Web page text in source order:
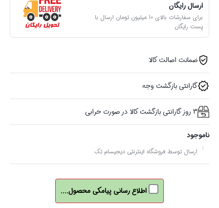
ارسال رایگان
برای سفارشات بالای 10 میلیون تومان ارسال با
پست رایگان
ضمانت اصالت کالا
گارانتی بازگشت وجه
3 روز گارانتی بازگشت کالا در صورت خرابی
ناموجود
ارسال توسط فروشگاه اینترنتی دیجیسام تِک
اطلاع رسانی پیامکی محصول....